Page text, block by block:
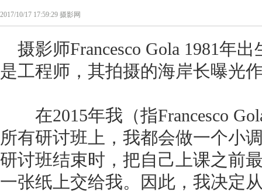
2017/10/17 17:59:29 摄影网
摄影师Francesco Gola 1981年
是工程师，其拍摄的海岸长曝光
在2015年我（指Francesco
所有研讨班上，我都会做一个小
研讨班结束时，把自己上课之前
一张纸上交给我。因此，我决定